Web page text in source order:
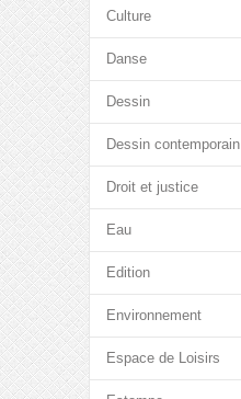
Culture
Danse
Dessin
Dessin contemporain
Droit et justice
Eau
Edition
Environnement
Espace de Loisirs